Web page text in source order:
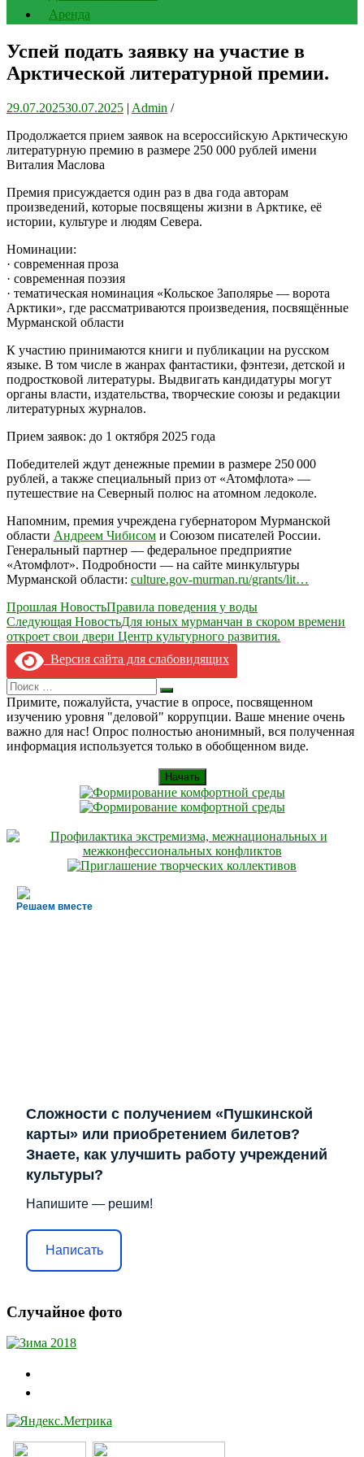
Аренда
Успей подать заявку на участие в
Арктической литературной премии.
29.07.202530.07.2025 | Admin /
Продолжается прием заявок на всероссийскую Арктическую
литературную премию в размере 250 000 рублей имени
Виталия Маслова
Премия присуждается один раз в два года авторам
произведений, которые посвящены жизни в Арктике, её
истории, культуре и людям Севера.
Номинации:
· современная проза
· современная поэзия
· тематическая номинация «Кольское Заполярье — ворота
Арктики», где рассматриваются произведения, посвящённые
Мурманской области
К участию принимаются книги и публикации на русском
языке. В том числе в жанрах фантастики, фэнтези, детской и
подростковой литературы. Выдвигать кандидатуры могут
органы власти, издательства, творческие союзы и редакции
литературных журналов.
Прием заявок: до 1 октября 2025 года
Победителей ждут денежные премии в размере 250 000
рублей, а также специальный приз от «Атомфлота» —
путешествие на Северный полюс на атомном ледоколе.
Напомним, премия учреждена губернатором Мурманской
области Андреем Чибисом и Союзом писателей России.
Генеральный партнер — федеральное предприятие
«Атомфлот». Подробности — на сайте минкультуры
Мурманской области: culture.gov-murman.ru/grants/lit…
Навигация
по
записям
Прошлая НовостьПравила поведения у воды
Следующая НовостьДля юных мурманчан в скором времени
откроет свои двери Центр культурного развития.
Версия сайта для слабовидящих
Search
for:
Искать
Примите, пожалуйста, участие в опросе, посвященном
изучению уровня "деловой" коррупции. Ваше мнение очень
важно для нас! Опрос полностью анонимный, вся полученная
информация используется только в обобщенном виде.
Начать
Решаем вместе
Сложности с получением «Пушкинской
карты» или приобретением билетов?
Знаете, как улучшить работу учреждений
культуры?
Напишите — решим!
Написать
Случайное фото